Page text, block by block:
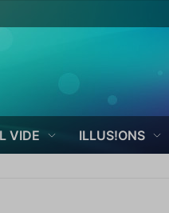
VIDE ILLUS!ONS